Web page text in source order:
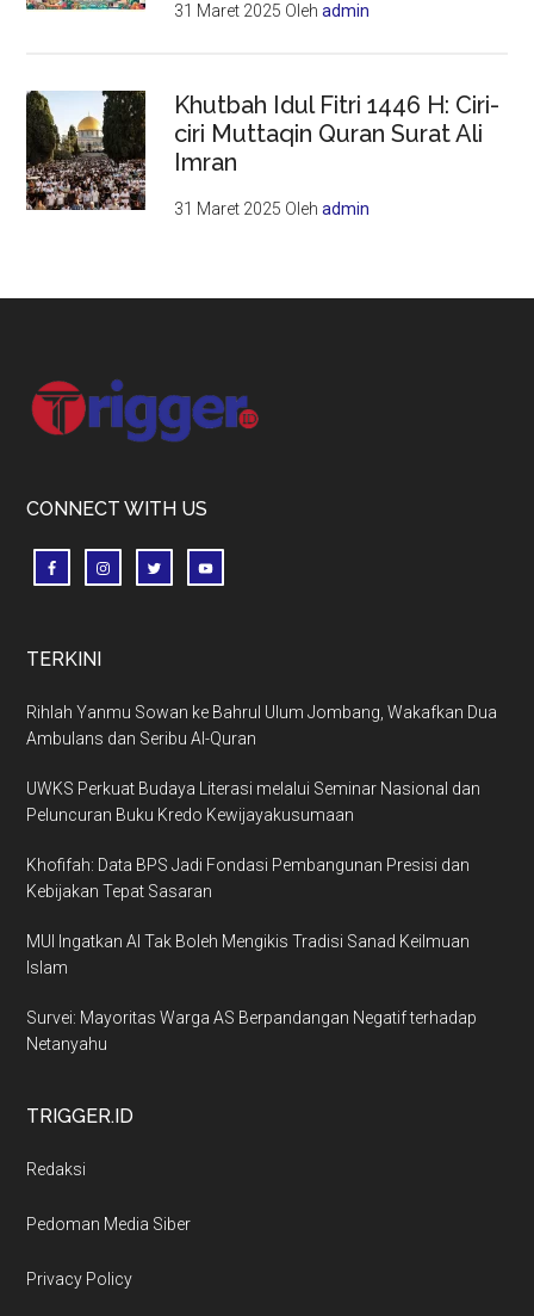
31 Maret 2025 Olehadmin
Khutbah Idul Fitri 1446 H: Ciri-
ciri Muttaqin Quran Surat Ali
Imran
31 Maret 2025 Olehadmin
Footer
CONNECT WITH US
TERKINI
Rihlah Yanmu Sowan ke Bahrul Ulum Jombang, Wakafkan Dua
Ambulans dan Seribu Al-Quran
UWKS Perkuat Budaya Literasi melalui Seminar Nasional dan
Peluncuran Buku Kredo Kewijayakusumaan
Khofifah: Data BPS Jadi Fondasi Pembangunan Presisi dan
Kebijakan Tepat Sasaran
MUI Ingatkan AI Tak Boleh Mengikis Tradisi Sanad Keilmuan
Islam
Survei: Mayoritas Warga AS Berpandangan Negatif terhadap
Netanyahu
TRIGGER.ID
Redaksi
Pedoman Media Siber
Privacy Policy